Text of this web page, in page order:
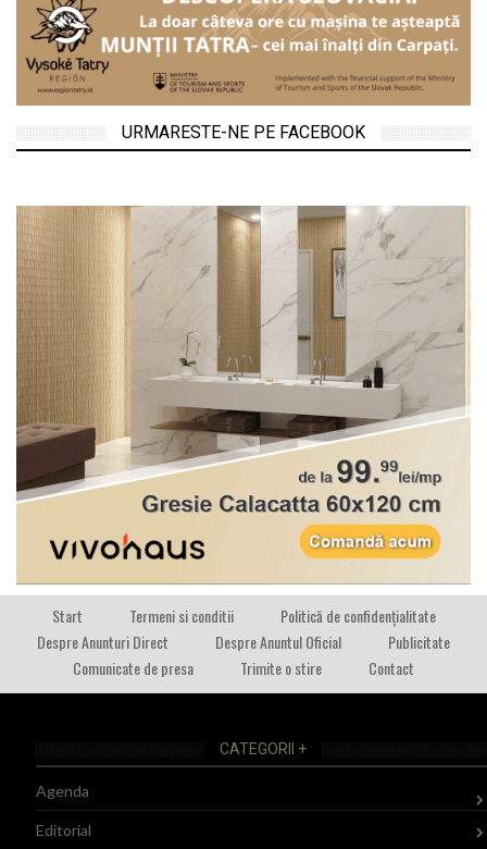
URMARESTE-NE PE FACEBOOK
Start Termeni si conditii
Politică de confidențialitate
Despre Anunturi Direct
Despre Anuntul Oficial
Publicitate
Comunicate de presa
Trimite o stire Contact
CATEGORII +
Agenda
Editorial